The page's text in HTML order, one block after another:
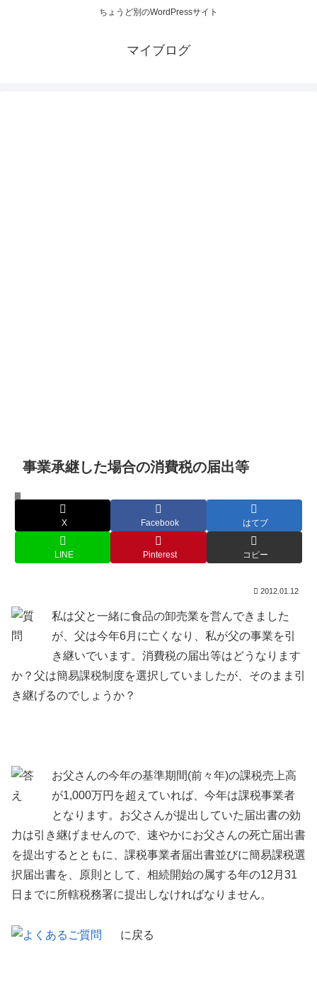
ちょうど別のWordPressサイト
マイブログ
事業承継した場合の消費税の届出等
よくあるご質問
X Facebook はてブ
LINE Pinterest コピー
2012.01.12
私は父と一緒に食品の卸売業を営んできました
が、父は今年6月に亡くなり、私が父の事業を引
き継いでいます。消費税の届出等はどうなります
か？父は簡易課税制度を選択していましたが、そのまま引
き継げるのでしょうか？
お父さんの今年の基準期間(前々年)の課税売上高
が1,000万円を超えていれば、今年は課税事業者
となります。お父さんが提出していた届出書の効
力は引き継げませんので、速やかにお父さんの死亡届出書
を提出するとともに、課税事業者届出書並びに簡易課税選
択届出書を、原則として、相続開始の属する年の12月31
日までに所轄税務署に提出しなければなりません。
に戻る